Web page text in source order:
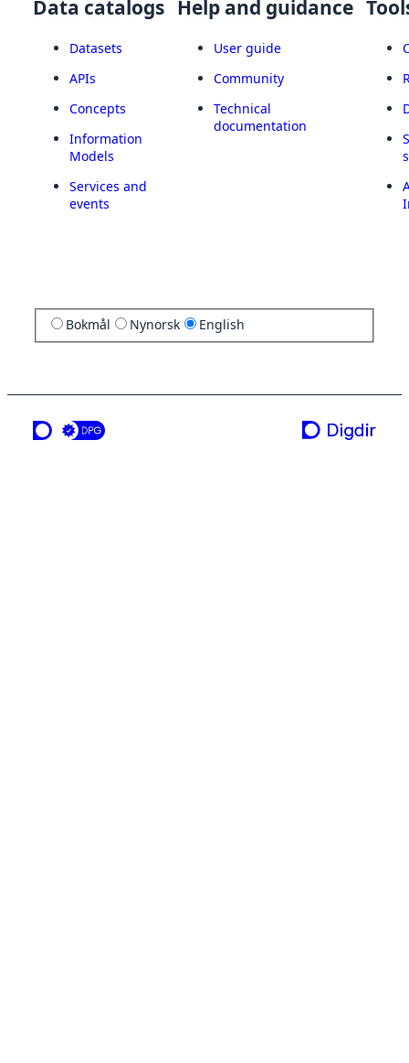
Data catalogs
Datasets
APIs
Concepts
Information
Models
Services and
events
Help and guidance
User guide
Community
Technical
documentation
Bokmål Nynorsk English